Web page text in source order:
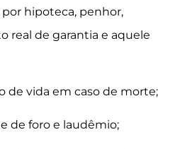
hipoteca, penhor,
real de garantia e aquele
de vida em caso de morte;
de foro e laudêmio;